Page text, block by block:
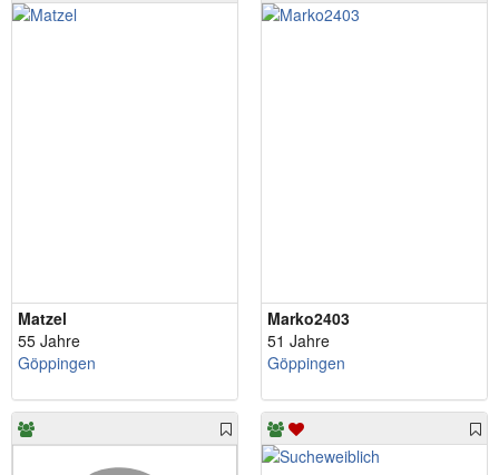
Matzel
55 Jahre
Göppingen
Marko2403
51 Jahre
Göppingen